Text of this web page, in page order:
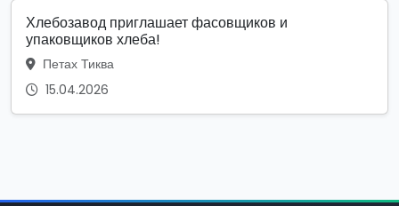
Хлебозавод приглашает фасовщиков и
упаковщиков хлеба!
Петах Тиква
15.04.2026